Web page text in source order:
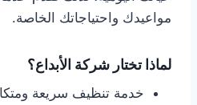
مواعيدك واحتياجاتك الخاصة.
لماذا تختار شركة الأبداع؟
خدمة تنظيف سريعة